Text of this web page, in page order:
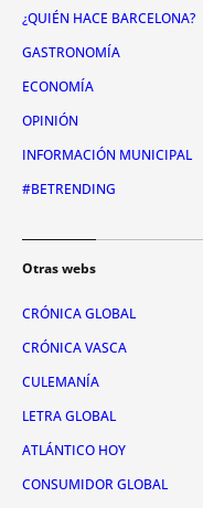
¿QUIÉN HACE BARCELONA?
GASTRONOMÍA
ECONOMÍA
OPINIÓN
INFORMACIÓN MUNICIPAL
#BETRENDING
Otras webs
CRÓNICA GLOBAL
CRÓNICA VASCA
CULEMANÍA
LETRA GLOBAL
ATLÁNTICO HOY
CONSUMIDOR GLOBAL